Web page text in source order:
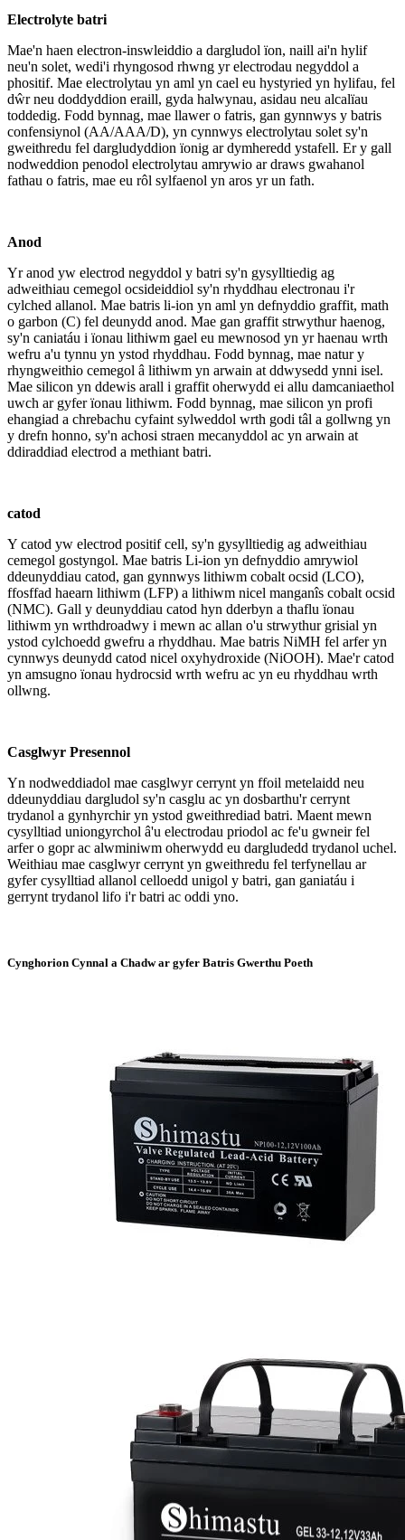
Electrolyte batri
Mae'n haen electron-inswleiddio a dargludol ïon, naill ai'n hylif
neu'n solet, wedi'i rhyngosod rhwng yr electrodau negyddol a
phositif. Mae electrolytau yn aml yn cael eu hystyried yn hylifau, fel
dŵr neu doddyddion eraill, gyda halwynau, asidau neu alcalïau
toddedig. Fodd bynnag, mae llawer o fatris, gan gynnwys y batris
confensiynol (AA/AAA/D), yn cynnwys electrolytau solet sy'n
gweithredu fel dargludyddion ïonig ar dymheredd ystafell. Er y gall
nodweddion penodol electrolytau amrywio ar draws gwahanol
fathau o fatris, mae eu rôl sylfaenol yn aros yr un fath.
Anod
Yr anod yw electrod negyddol y batri sy'n gysylltiedig ag
adweithiau cemegol ocsideiddiol sy'n rhyddhau electronau i'r
cylched allanol. Mae batris li-ion yn aml yn defnyddio graffit, math
o garbon (C) fel deunydd anod. Mae gan graffit strwythur haenog,
sy'n caniatáu i ïonau lithiwm gael eu mewnosod yn yr haenau wrth
wefru a'u tynnu yn ystod rhyddhau. Fodd bynnag, mae natur y
rhyngweithio cemegol â lithiwm yn arwain at ddwysedd ynni isel.
Mae silicon yn ddewis arall i graffit oherwydd ei allu damcaniaethol
uwch ar gyfer ïonau lithiwm. Fodd bynnag, mae silicon yn profi
ehangiad a chrebachu cyfaint sylweddol wrth godi tâl a gollwng yn
y drefn honno, sy'n achosi straen mecanyddol ac yn arwain at
ddiraddiad electrod a methiant batri.
catod
Y catod yw electrod positif cell, sy'n gysylltiedig ag adweithiau
cemegol gostyngol. Mae batris Li-ion yn defnyddio amrywiol
ddeunyddiau catod, gan gynnwys lithiwm cobalt ocsid (LCO),
ffosffad haearn lithiwm (LFP) a lithiwm nicel manganîs cobalt ocsid
(NMC). Gall y deunyddiau catod hyn dderbyn a thaflu ïonau
lithiwm yn wrthdroadwy i mewn ac allan o'u strwythur grisial yn
ystod cylchoedd gwefru a rhyddhau. Mae batris NiMH fel arfer yn
cynnwys deunydd catod nicel oxyhydroxide (NiOOH). Mae'r catod
yn amsugno ïonau hydrocsid wrth wefru ac yn eu rhyddhau wrth
ollwng.
Casglwyr Presennol
Yn nodweddiadol mae casglwyr cerrynt yn ffoil metelaidd neu
ddeunyddiau dargludol sy'n casglu ac yn dosbarthu'r cerrynt
trydanol a gynhyrchir yn ystod gweithrediad batri. Maent mewn
cysylltiad uniongyrchol â'u electrodau priodol ac fe'u gwneir fel
arfer o gopr ac alwminiwm oherwydd eu dargludedd trydanol uchel.
Weithiau mae casglwyr cerrynt yn gweithredu fel terfynellau ar
gyfer cysylltiad allanol celloedd unigol y batri, gan ganiatáu i
gerrynt trydanol lifo i'r batri ac oddi yno.
Cynghorion Cynnal a Chadw ar gyfer Batris Gwerthu Poeth